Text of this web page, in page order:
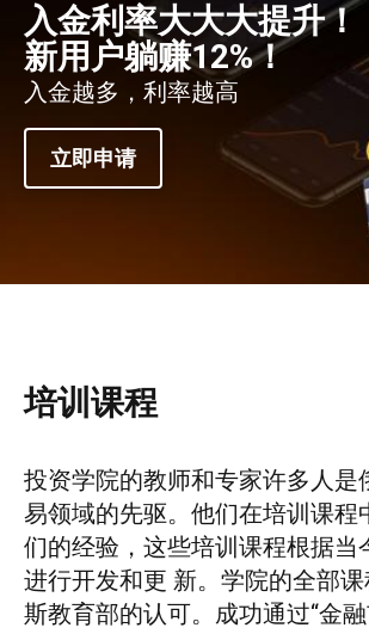
入金利率大大大提升！
新用户躺赚12%！
入金越多，利率越高
立即申请
培训课程
投资学院的教师和专家许多人是
易领域的先驱。他们在培训课程
们的经验，这些培训课程根据当
进行开发和更 新。学院的全部
斯教育部的认可。成功通过“金